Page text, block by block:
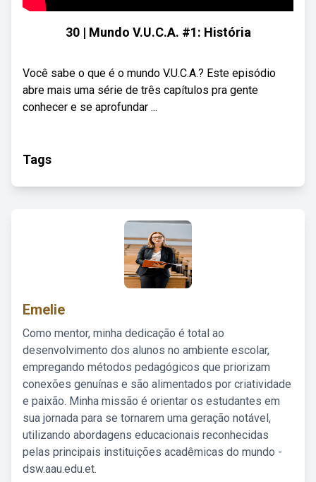
30 | Mundo V.U.C.A. #1: História
Você sabe o que é o mundo V.U.C.A.? Este episódio
abre mais uma série de três capítulos pra gente
conhecer e se aprofundar ...
Tags
Emelie
Como mentor, minha dedicação é total ao
desenvolvimento dos alunos no ambiente escolar,
empregando métodos pedagógicos que priorizam
conexões genuínas e são alimentados por criatividade
e paixão. Minha missão é orientar os estudantes em
sua jornada para se tornarem uma geração notável,
utilizando abordagens educacionais reconhecidas
pelas principais instituições acadêmicas do mundo -
dsw.aau.edu.et.